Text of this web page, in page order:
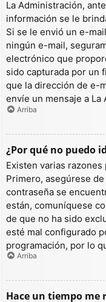
La Administración,
información se le
Si se le envió un e-
ningún e-mail,
electrónico que
sido capturada por un
que la dirección de e-
envíe un mensaje a La
Arriba
¿Por qué no puedo
Existen varias
Primero, asegúrese
contraseña se
están, comuníquese
de que no ha sido
esté mal configurado
programación, por lo
Arriba
Hace un tiempo me